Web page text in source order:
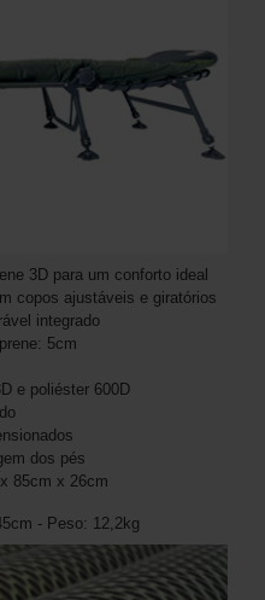
3D para um conforto ideal
copos ajustáveis ​​e giratórios
integrado
5cm
e poliéster 600D
dos pés
85cm x 26cm
- Peso: 12,2kg